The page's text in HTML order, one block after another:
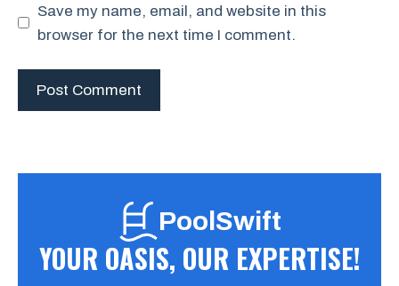
Save my name, email, and website in this
browser for the next time I comment.
PoolSwift
YOUR OASIS, OUR EXPERTISE!